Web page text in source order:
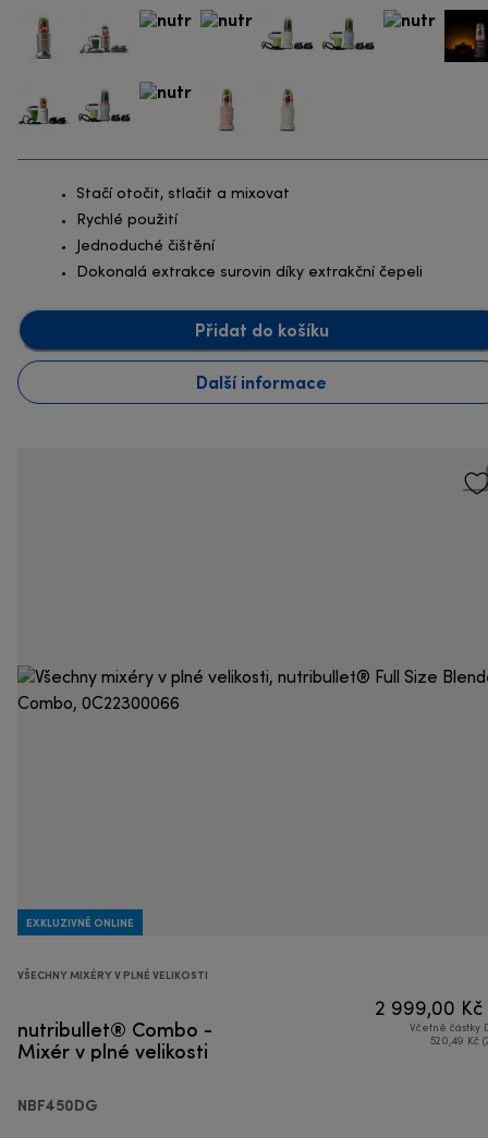
Stačí otočit, stlačit a mixovat
Rychlé použití
Jednoduché čištění
Dokonalá extrakce surovin díky extrakční čepeli
Přidat do košíku
Další informace
EXKLUZIVNĚ ONLINE
VŠECHNY MIXÉRY V PLNÉ VELIKOSTI
nutribullet® Combo -
Mixér v plné velikosti
NBF450DG
2 999,00 Kč
Včetně částky
520,49 Kč